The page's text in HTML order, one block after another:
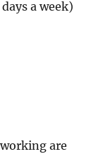
a week)
are